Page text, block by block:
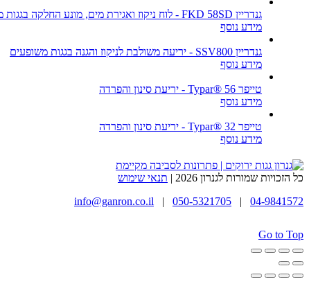
גנדריין FKD 58SD - לוח ניקוז ואגירת מים, מונע החלקה בגגות משופעים
מידע נוסף
גנדריין SSV800 - יריעה משולבת לניקוז והגנה בגגות משופעים
מידע נוסף
טייפר Typar® 56 - יריעת סינון והפרדה
מידע נוסף
טייפר Typar® 32 - יריעת סינון והפרדה
מידע נוסף
כל הזכויות שמורות לגנרון 2026 |
תנאי שימוש
04-9841572
|
050-5321705
|
info@ganron.co.il
Go to Top